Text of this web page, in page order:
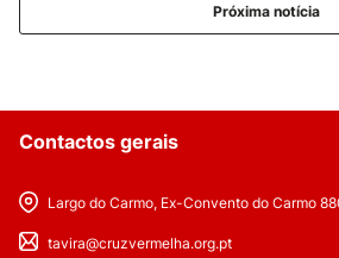
Próxima notícia
Contactos gerais
Largo do Carmo, Ex-Convento do Carmo
tavira@cruzvermelha.org.pt